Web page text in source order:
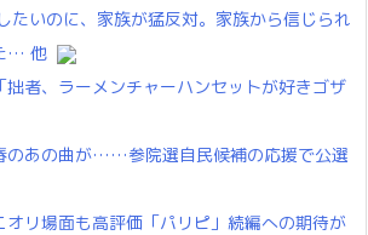
たいのに、家族が猛反対。家族から信じられ
… 他
拙者、ラーメンチャーハンセットが好きゴザ
のあの曲が……参院選自民候補の応援で公選
オリ場面も高評価「パリピ」続編への期待が